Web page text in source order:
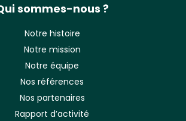
sommes-nous ?
Notre histoire
Notre mission
Notre équipe
Nos références
Nos partenaires
Rapport d’activité